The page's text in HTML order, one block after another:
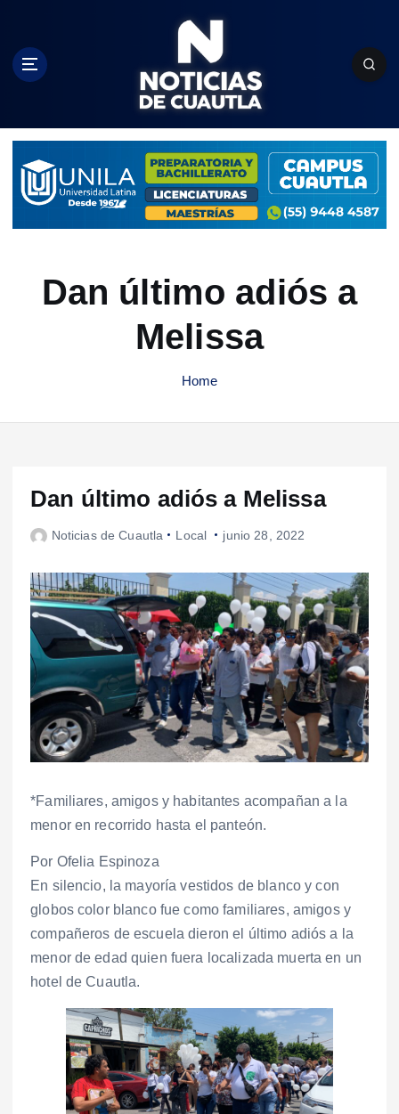
c
Dan último adiós a
Melissa
Home
Dan último adiós a Melissa
Noticias de Cuautla Local junio 28, 2022
*Familiares, amigos y habitantes acompañan a la
menor en recorrido hasta el panteón.
Por Ofelia Espinoza
En silencio, la mayoría vestidos de blanco y con
globos color blanco fue como familiares, amigos y
compañeros de escuela dieron el último adiós a la
menor de edad quien fuera localizada muerta en un
hotel de Cuautla.